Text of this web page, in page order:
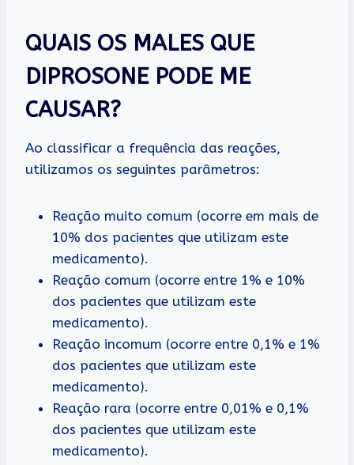
QUAIS OS MALES QUE
DIPROSONE PODE ME
CAUSAR?
Ao classificar a frequência das reações,
utilizamos os seguintes parâmetros:
Reação muito comum (ocorre em mais de
10% dos pacientes que utilizam este
medicamento).
Reação comum (ocorre entre 1% e 10%
dos pacientes que utilizam este
medicamento).
Reação incomum (ocorre entre 0,1% e 1%
dos pacientes que utilizam este
medicamento).
Reação rara (ocorre entre 0,01% e 0,1%
dos pacientes que utilizam este
medicamento).